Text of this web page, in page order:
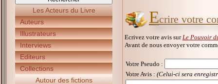
Les Acteurs du Livre
Auteurs
Illustrateurs
Interviews
Editeurs
Collections
Autour des fictions
Ecrire votre
Ecrivez votre avis sur Le Pouvoir
Avant de nous envoyer votre
Votre Pseudo :
Votre Avis : (Celui-ci sera